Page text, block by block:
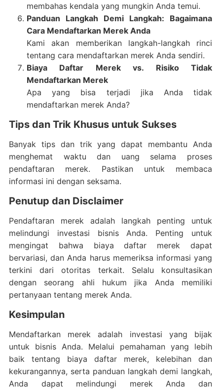
membahas kendala yang mungkin Anda temui.
Panduan Langkah Demi Langkah: Bagaimana
Cara Mendaftarkan Merek Anda
Kami akan memberikan langkah-langkah rinci
tentang cara mendaftarkan merek Anda sendiri.
Biaya Daftar Merek vs. Risiko Tidak
Mendaftarkan Merek
Apa yang bisa terjadi jika Anda tidak
mendaftarkan merek Anda?
Tips dan Trik Khusus untuk Sukses
Banyak tips dan trik yang dapat membantu Anda
menghemat waktu dan uang selama proses
pendaftaran merek. Pastikan untuk membaca
informasi ini dengan seksama.
Penutup dan Disclaimer
Pendaftaran merek adalah langkah penting untuk
melindungi investasi bisnis Anda. Penting untuk
mengingat bahwa biaya daftar merek dapat
bervariasi, dan Anda harus memeriksa informasi yang
terkini dari otoritas terkait. Selalu konsultasikan
dengan seorang ahli hukum jika Anda memiliki
pertanyaan tentang merek Anda.
Kesimpulan
Mendaftarkan merek adalah investasi yang bijak
untuk bisnis Anda. Melalui pemahaman yang lebih
baik tentang biaya daftar merek, kelebihan dan
kekurangannya, serta panduan langkah demi langkah,
Anda dapat melindungi merek Anda dan